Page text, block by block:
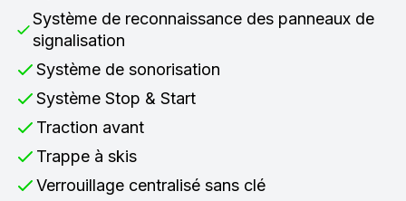
Système de reconnaissance des panneaux de
signalisation
Système de sonorisation
Système Stop & Start
Traction avant
Trappe à skis
Verrouillage centralisé sans clé